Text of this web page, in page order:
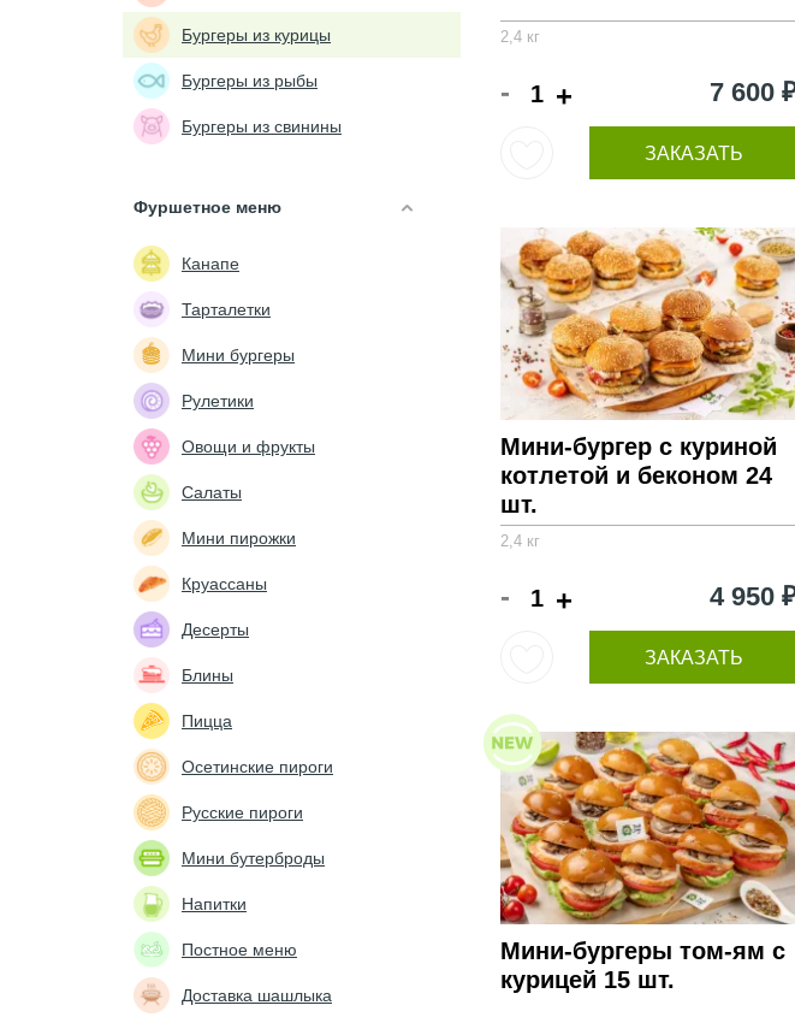
Бургеры из курицы
Бургеры из рыбы
Бургеры из свинины
Фуршетное меню
Канапе
Тарталетки
Мини бургеры
Рулетики
Овощи и фрукты
Салаты
Мини пирожки
Круассаны
Десерты
Блины
Пицца
Осетинские пироги
Русские пироги
Мини бутерброды
Напитки
Постное меню
Доставка шашлыка
2,4 кг
- + 7 600
ЗАКАЗАТЬ
Мини-бургер с куриной
котлетой и беконом 24
шт.
2,4 кг
- + 4 950
ЗАКАЗАТЬ
Мини-бургеры том-ям с
курицей 15 шт.